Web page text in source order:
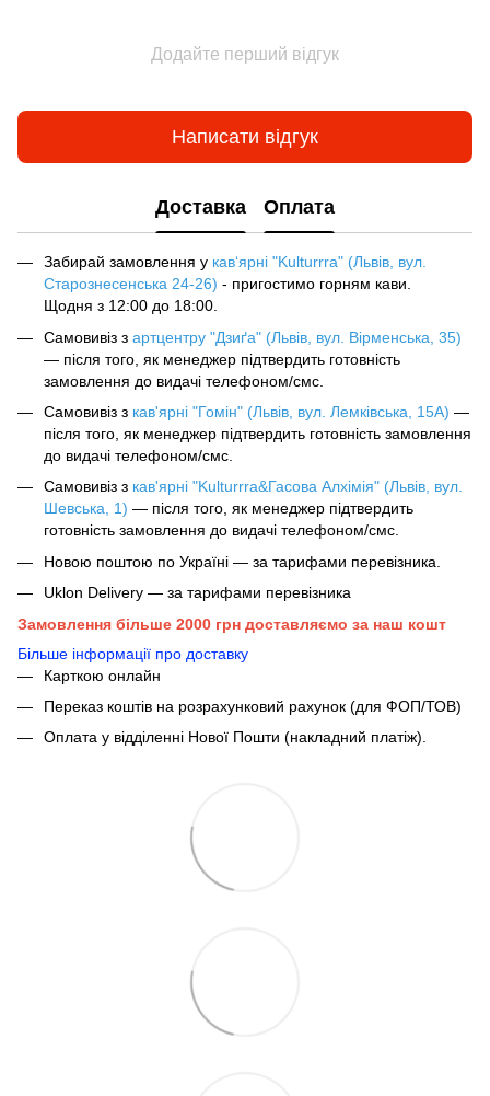
Додайте перший відгук
Написати відгук
Доставка Оплата
Забирай замовлення у кав‘ярні "Kulturrra" (Львів, вул.
Старознесенська 24-26) - пригостимо горням кави.
Щодня з 12:00 до 18:00.
Самовивіз з артцентру "Дзиґа" (Львів, вул. Вірменська, 35)
— після того, як менеджер підтвердить готовність
замовлення до видачі телефоном/смс.
Самовивіз з кав'ярні "Гомін" (Львів, вул. Лемківська, 15А) —
після того, як менеджер підтвердить готовність замовлення
до видачі телефоном/смс.
Самовивіз з кав'ярні "Kulturrra&Гасова Алхімія" (Львів, вул.
Шевська, 1) — після того, як менеджер підтвердить
готовність замовлення до видачі телефоном/смс.
Новою поштою по Україні — за тарифами перевізника.
Uklon Delivery — за тарифами перевізника
Замовлення більше 2000 грн доставляємо за наш кошт
Більше інформації про доставку
Карткою онлайн
Переказ коштів на розрахунковий рахунок (для ФОП/ТОВ)
Оплата у відділенні Нової Пошти (накладний платіж).